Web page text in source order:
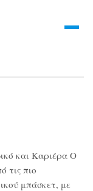
και Καριέρα Ο
τις πιο
μπάσκετ, με